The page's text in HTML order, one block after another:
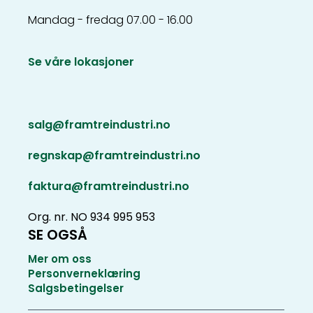
Mandag - fredag 07.00 - 16.00
Se våre lokasjoner
salg@framtreindustri.no
regnskap@framtreindustri.no
faktura@framtreindustri.no
Org. nr. NO 934 995 953
SE OGSÅ
Mer om oss
Personverneklæring
Salgsbetingelser